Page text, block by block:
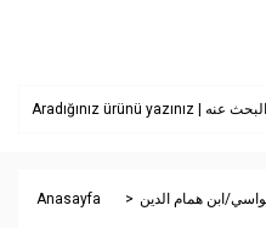
Anasayfa ابن همام الدين